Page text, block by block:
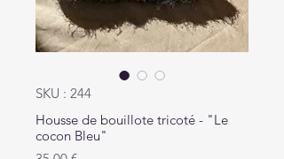
SKU : 244
Housse de bouillote tricoté - "Le
cocon Bleu"